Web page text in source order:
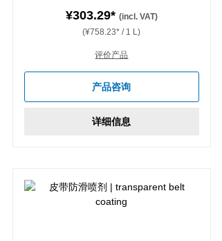
¥303.29* (incl. VAT)
(¥758.23* / 1 L)
评价产品
产品咨询
详细信息